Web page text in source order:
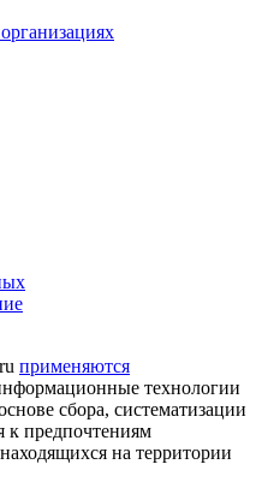
применяются
технологии
сбора, систематизации
к предпочтениям
на территории